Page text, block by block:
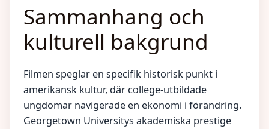
Sammanhang och
kulturell bakgrund
Filmen speglar en specifik historisk punkt i
amerikansk kultur, där college-utbildade
ungdomar navigerade en ekonomi i förändring.
Georgetown Universitys akademiska prestige